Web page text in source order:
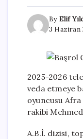
By Elif
3 Haziran
2025-2026
veda etmeye
oyuncusu
rakibi
A.B.İ. dizisi,